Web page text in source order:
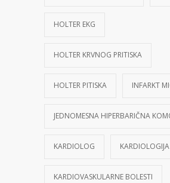
HOLTER EKG
HOLTER KRVNOG PRITISKA
HOLTER PITISKA INFARKT
JEDNOMESNA HIPERBARIČNA
KARDIOLOG KARDIOLOGIJA
KARDIOVASKULARNE BOLESTI